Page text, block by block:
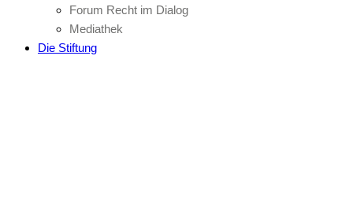
Forum Recht im Dialog
Mediathek
Die Stiftung